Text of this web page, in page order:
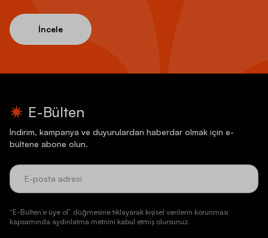
İncele
E-Bülten
İndirim, kampanya ve duyurulardan haberdar olmak için e-
bültene abone olun.
“E-Bülten’e üye ol” düğmesine tıklayarak kişisel verilerin korunması
kapsamında aydınlatma metnini kabul etmiş olursunuz.